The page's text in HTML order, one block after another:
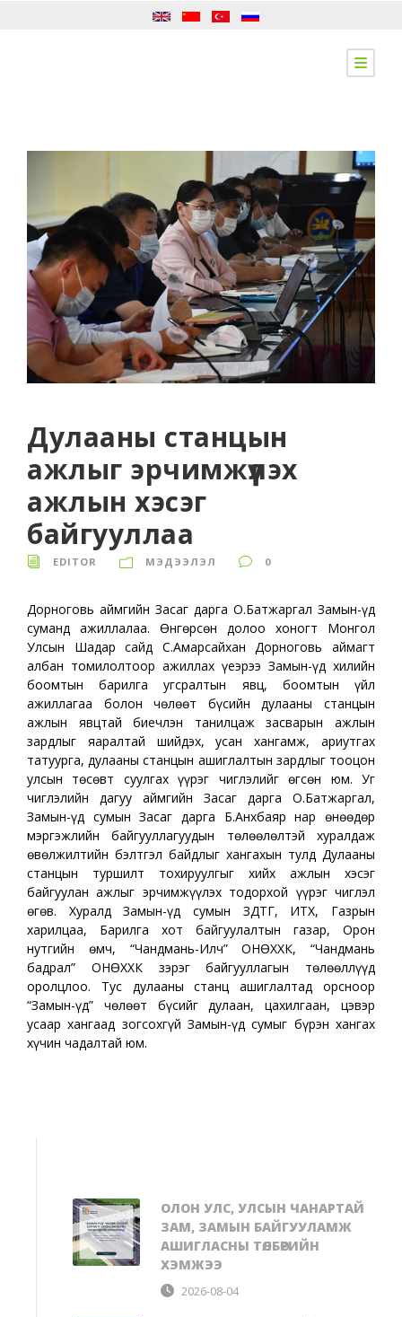
Дулааны станцын
ажлыг эрчимжүүлэх
ажлын хэсэг
байгууллаа
EDITOR МЭДЭЭЛЭЛ 0
Дорноговь аймгийн Засаг дарга О.Батжаргал Замын-Үүд
суманд ажиллалаа. Өнгөрсөн долоо хоногт Монгол
Улсын Шадар сайд С.Амарсайхан Дорноговь аймагт
албан томилолтоор ажиллах үеэрээ Замын-Үүд хилийн
боомтын барилга угсралтын явц, боомтын үйл
ажиллагаа болон чөлөөт бүсийн дулааны станцын
ажлын явцтай биечлэн танилцаж засварын ажлын
зардлыг яаралтай шийдэх, усан хангамж, ариутгах
татуурга, дулааны станцын ашиглалтын зардлыг тооцон
улсын төсөвт суулгах үүрэг чиглэлийг өгсөн юм. Уг
чиглэлийн дагуу аймгийн Засаг дарга О.Батжаргал,
Замын-Үүд сумын Засаг дарга Б.Анхбаяр нар өнөөдөр
мэргэжлийн байгууллагуудын төлөөлөлтэй хуралдаж
өвөлжилтийн бэлтгэл байдлыг хангахын тулд Дулааны
станцын туршилт тохируулгыг хийх ажлын хэсэг
байгуулан ажлыг эрчимжүүлэх тодорхой үүрэг чиглэл
өгөв. Хуралд Замын-Үүд сумын ЗДТГ, ИТХ, Газрын
харилцаа, Барилга хот байгуулалтын газар, Орон
нутгийн өмч, “Чандмань-Илч” ОНӨХХК, “Чандмань
бадрал” ОНӨХХК зэрэг байгууллагын төлөөллүүд
оролцлоо. Тус дулааны станц ашиглалтад орсноор
“Замын-Үүд” чөлөөт бүсийг дулаан, цахилгаан, цэвэр
усаар хангаад зогсохгүй Замын-Үүд сумыг бүрэн хангах
хүчин чадалтай юм.
ОЛОН УЛС, УЛСЫН ЧАНАРТАЙ
ЗАМ, ЗАМЫН БАЙГУУЛАМЖ
АШИГЛАСНЫ ТӨЛБӨРИЙН
ХЭМЖЭЭ
2026-08-04